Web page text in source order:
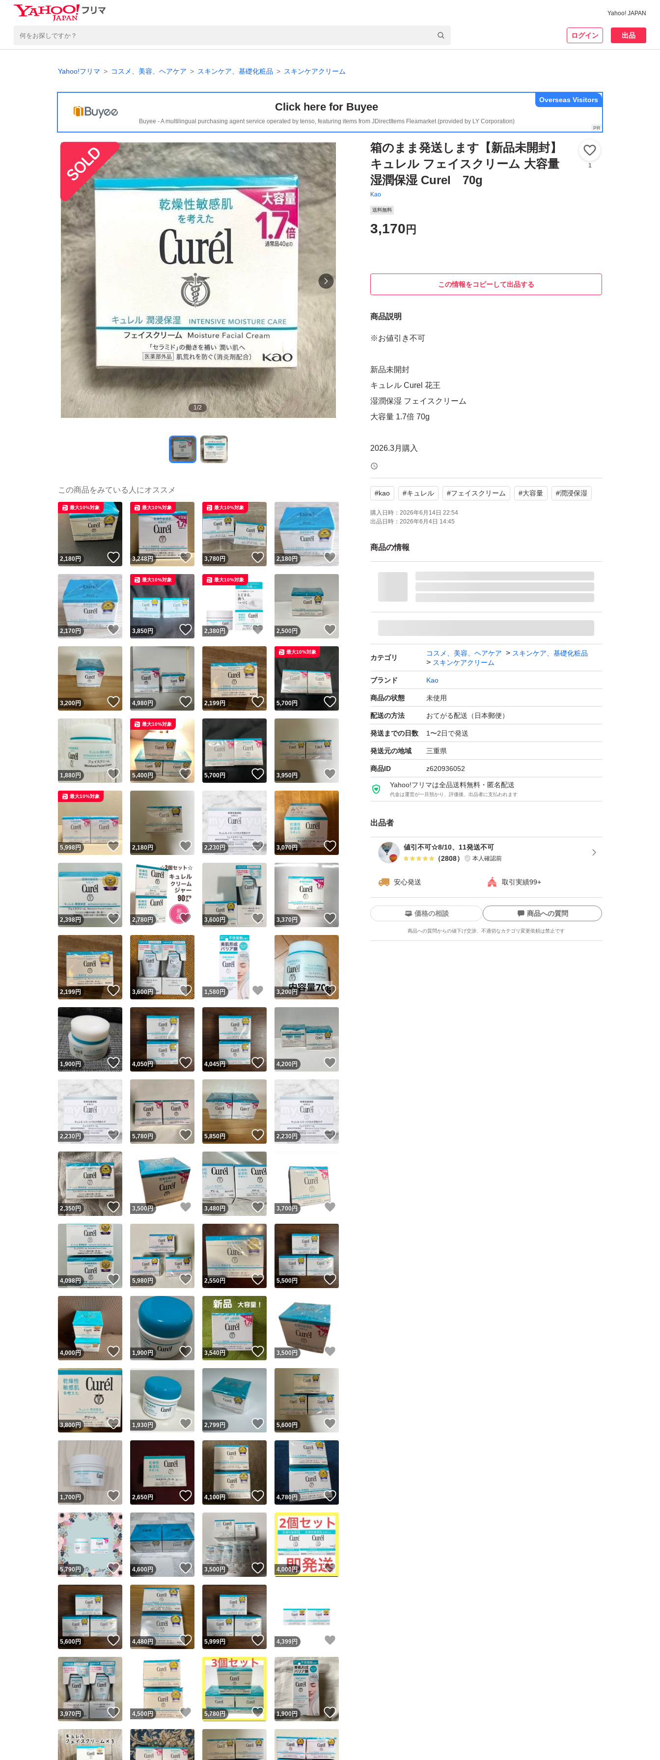
Yahoo! JAPAN
ログイン 出品
Yahoo!フリマ コスメ、美容、ヘアケア スキンケア、基礎化粧品 スキンケアクリーム
Click here for Buyee
Buyee - A multilingual purchasing agent service operated by tenso, featuring items from JDirectItems Fleamarket (provided by LY Corporation)
Overseas Visitors
1/2
箱のまま発送します【新品未開封】
キュレル フェイスクリーム 大容量
湿潤保湿 Curel 70g
Kao
1
送料無料
3,170 円
この情報をコピーして出品する
商品説明
※お値引き不可
新品未開封
キュレル Curel 花王
湿潤保湿 フェイスクリーム
大容量 1.7倍 70g
2026.3月購入
定価 4950円
【商品説明】
潤い成分配合で、角層まで深く潤う。肌荒れを防ぐ。
深く潤います。 肌荒れしにくい、ふっくらと吸いつくような潤
いに満ちた肌に保ちます
するのに、ふわっと軽い使い心地。
※少し凹みがあったり、シールが貼ってあったり、剥がした跡(粘
着)がありますのでご理解頂ける方よろしくお願いしますm(__)m
キュレル 潤浸保湿フェイスクリーム 70g（医薬部外品）
ブランド：Kao Curel
#kao #キュレル #フェイスクリーム #大容量 #潤浸保湿
購入日時： 2026年6月14日 22:54
出品日時： 2026年6月4日 14:45
商品の情報
カテゴリ
コスメ、美容、ヘアケア
スキンケア、基礎化粧品
スキンケアクリーム
ブランド Kao
商品の状態 未使用
配送の方法 おてがる配送（日本郵便）
発送までの日数 1〜2日で発送
発送元の地域 三重県
商品ID z620936052
Yahoo!フリマは全品送料無料・匿名配送
代金は運営が一旦預かり、評価後、出品者に支払われます
出品者
値引不可☆8/10、11発送不可
（2808） 本人確認前
安心発送 取引実績99+
ユーザーの実績について
Yahoo!フリマが定めた一定の基準を満たしたユーザーにバッジを付与しています
安心取引出品者
安心取引出品者 Yahoo!フリマの基準をクリアした安心・安全なユーザーです
取引実績
取引実績◯+ このユーザーはYahoo!フリマの取引を完了させた実績があります
他フリマ実績◯+ このユーザーは他フリマサービスでの取引実績があります
スピード&安心発送
※このバッジは実績に基づく表示であり、発送を保証しているものではありません
スピード＆安心発送
このユーザーは高頻度で24時間以内＆設定した発送日数内に発送してい
スピード発送 このユーザーは高頻度で24時間以内に発送しています
安心発送 このユーザーは設定した発送日数内に発送しています
価格の相談 商品への質問
商品への質問からの値下げ交渉、不適切なカテゴリ変更依頼は禁止です
この商品の情報をコピーします
商品画像の無断転載は禁止されています
コピーは
1商品につき1回です
出品ページへ
この商品をみている人にオススメ
2,180円 いいね！
最大10%対象
3,248円 いいね！
最大10%対象
3,780円 いいね！
最大10%対象
2,180円 いいね！
2,170円 いいね！
3,850円 いいね！
最大10%対象
2,380円 いいね！
最大10%対象
2,500円
3,200円 いいね！
4,980円 いいね！
2,199円 いいね！
5,700円
最大10%対象
1,880円 いいね！
5,400円 いいね！
最大10%対象
5,700円 いいね！
3,950円
5,998円 いいね！
最大10%対象
2,180円 いいね！
2,230円 いいね！
3,070円
2,398円 いいね！
2,780円 いいね！
3,600円 いいね！
3,370 円
2,199円 いいね！
3,600円 いいね！
1,580 円 いいね！
3,200円 いいね！
1,900円 いいね！
4,050円 いいね！
4,045円 いいね！
4,200円
2,230円 いいね！
5,780円 いいね！
5,850円 いいね！
2,230円 いいね！
2,350円 いいね！
3,500円 いいね！
3,480円 いいね！
3,700円
4,098円 いいね！
5,980円 いいね！
2,550円 いいね！
5,500円
4,000円 いいね！
1,900円 いいね！
3,540円 いいね！
3,500 円
3,800円 いいね！
1,930円 いいね！
2,799円 いいね！
5,600円
1,700円 いいね！
2,650円 いいね！
4,100円 いいね！
4,780円
5,790円 いいね！
4,600円 いいね！
3,500円 いいね！
4,000円
5,600円 いいね！
4,480円 いいね！
5,999円 いいね！
4,399円
3,970円 いいね！
4,500円 いいね！
5,780円 いいね！
1,900円 いいね！